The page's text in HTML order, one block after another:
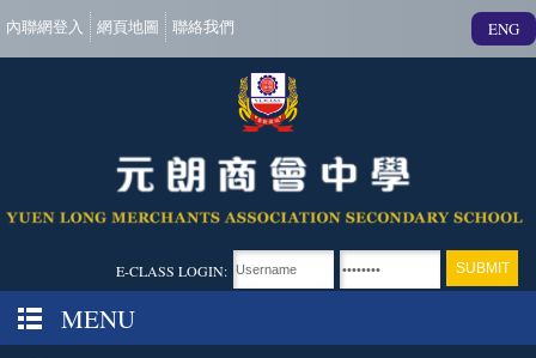
內聯網登入 網頁地圖 聯絡我們 ENG
E-CLASS LOGIN:
MENU